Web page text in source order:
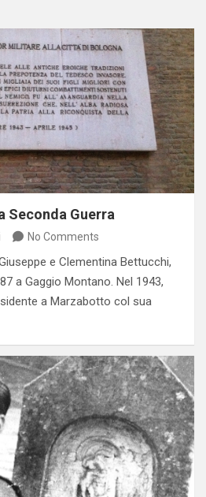
Seconda Guerra
No Comments
e Clementina Bettucchi,
a Gaggio Montano. Nel 1943,
a Marzabotto col sua